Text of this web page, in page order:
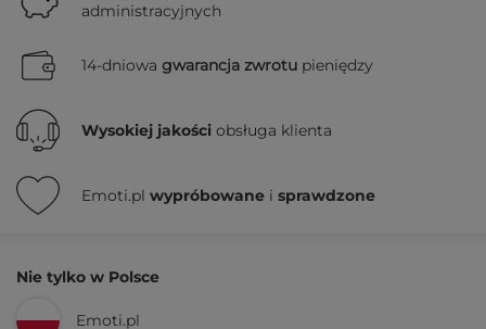
administracyjnych
14-dniowa gwarancja zwrotu pieniędzy
Wysokiej jakości obsługa klienta
Emoti.pl wypróbowane i sprawdzone
Nie tylko w Polsce
Emoti.pl